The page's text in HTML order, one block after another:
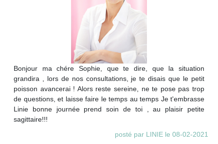
Bonjour ma chére Sophie, que te dire, que la situation
grandira , lors de nos consultations, je te disais que le petit
poisson avancerai ! Alors reste sereine, ne te pose pas trop
de questions, et laisse faire le temps au temps Je t'embrasse
Linie bonne journée prend soin de toi , au plaisir petite
sagittaire!!!
posté par LINIE le 08-02-2021